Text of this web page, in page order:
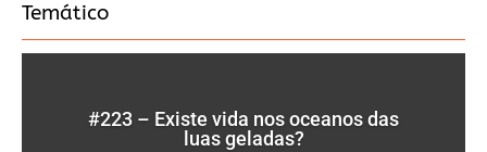
Temático
#223 – Existe vida nos oceanos das
luas geladas?